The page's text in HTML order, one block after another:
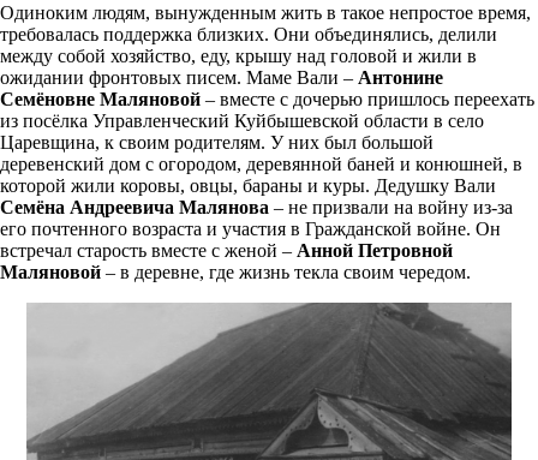
Одиноким людям, вынужденным жить в такое непростое время,
требовалась поддержка близких. Они объединялись, делили
между собой хозяйство, еду, крышу над головой и жили в
ожидании фронтовых писем. Маме Вали – Антонине
Семёновне Маляновой – вместе с дочерью пришлось переехать
из посёлка Управленческий Куйбышевской области в село
Царевщина, к своим родителям. У них был большой
деревенский дом с огородом, деревянной баней и конюшней, в
которой жили коровы, овцы, бараны и куры. Дедушку Вали
Семёна Андреевича Малянова – не призвали на войну из-за
его почтенного возраста и участия в Гражданской войне. Он
встречал старость вместе с женой – Анной Петровной
Маляновой – в деревне, где жизнь текла своим чередом.